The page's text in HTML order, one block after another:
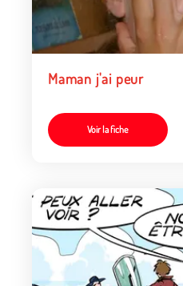
Maman j'ai peur
Voir la fiche